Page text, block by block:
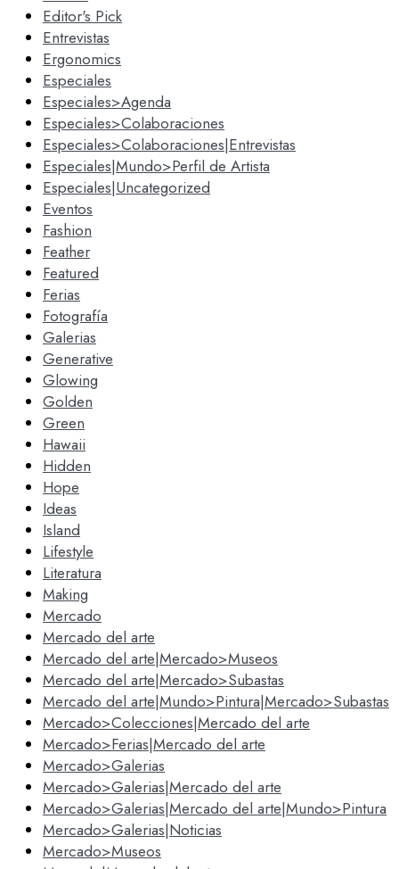
Editor's Pick
Entrevistas
Ergonomics
Especiales
Especiales>Agenda
Especiales>Colaboraciones
Especiales>Colaboraciones|Entrevistas
Especiales|Mundo>Perfil de Artista
Especiales|Uncategorized
Eventos
Fashion
Feather
Featured
Ferias
Fotografía
Galerias
Generative
Glowing
Golden
Green
Hawaii
Hidden
Hope
Ideas
Island
Lifestyle
Literatura
Making
Mercado
Mercado del arte
Mercado del arte|Mercado>Museos
Mercado del arte|Mercado>Subastas
Mercado del arte|Mundo>Pintura|Mercado>Subastas
Mercado>Colecciones|Mercado del arte
Mercado>Ferias|Mercado del arte
Mercado>Galerias
Mercado>Galerias|Mercado del arte
Mercado>Galerias|Mercado del arte|Mundo>Pintura
Mercado>Galerias|Noticias
Mercado>Museos